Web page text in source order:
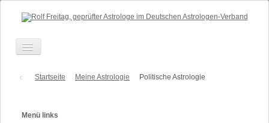
Toggle
Über mich
Ausbildung
Startseite Meine Astrologie Politische Astrologie
Menü links